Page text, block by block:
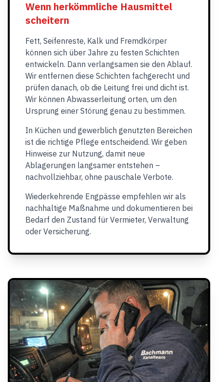
Wenn herkömmliche Hausmittel
scheitern
Fett, Seifenreste, Kalk und Fremdkörper
können sich über Jahre zu festen Schichten
entwickeln. Dann verlangsamen sie den Ablauf.
Wir entfernen diese Schichten fachgerecht und
prüfen danach, ob die Leitung frei und dicht ist.
Wir können Abwasserleitung orten, um den
Ursprung einer Störung genau zu bestimmen.
In Küchen und gewerblich genutzten Bereichen
ist die richtige Pflege entscheidend. Wir geben
Hinweise zur Nutzung, damit neue
Ablagerungen langsamer entstehen –
nachvollziehbar, ohne pauschale Verbote.
Wiederkehrende Engpässe empfehlen wir als
nachhaltige Maßnahme und dokumentieren bei
Bedarf den Zustand für Vermieter, Verwaltung
oder Versicherung.